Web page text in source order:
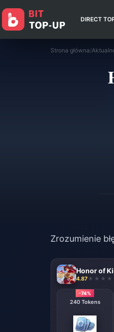
DIRECT
Strona główna/
Zrozumienie
Honor of
4.87
-74%
240 Tokens